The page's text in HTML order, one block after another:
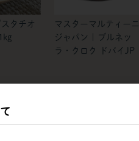
タチオ
マスターマルティーニ
ジャパン | ブルネッ
ラ・クロク ドバイJP